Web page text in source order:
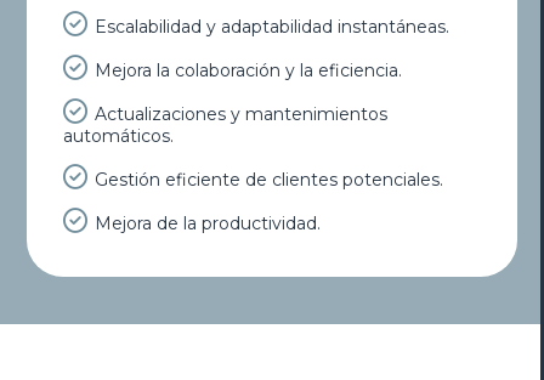
Escalabilidad y adaptabilidad instantáneas.
Mejora la colaboración y la eficiencia.
Actualizaciones y mantenimientos
automáticos.
Gestión eficiente de clientes potenciales.
Mejora de la productividad.